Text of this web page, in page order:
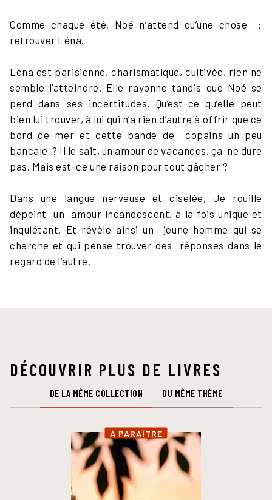
Comme chaque été, Noé n’attend qu’une chose :
retrouver Léna.
Léna est parisienne, charismatique, cultivée, rien ne
semble l’atteindre. Elle rayonne tandis que Noé se
perd dans ses incertitudes. Qu’est-ce qu’elle peut
bien lui trouver, à lui qui n’a rien d’autre à offrir que ce
bord de mer et cette bande de copains un peu
bancale ? Il le sait, un amour de vacances, ça ne dure
pas. Mais est-ce une raison pour tout gâcher ?
Dans une langue nerveuse et ciselée, Je rouille
dépeint un amour incandescent, à la fois unique et
inquiétant. Et révèle ainsi un jeune homme qui se
cherche et qui pense trouver des réponses dans le
regard de l’autre.
DÉCOUVRIR PLUS DE LIVRES
DE LA MÊME COLLECTION DU MÊME THÈME
À PARAÎTRE